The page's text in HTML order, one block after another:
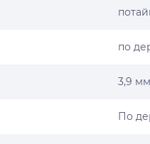
по
3,9 мм
По